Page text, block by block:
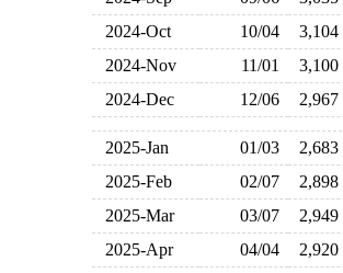
2024-Oct
10/04 3,104
2024-Nov
11/01 3,100
2024-Dec
12/06 2,967
2025-Jan 01/03 2,683
2025-Feb
02/07 2,898
2025-Mar
03/07 2,949
2025-Apr
04/04 2,920